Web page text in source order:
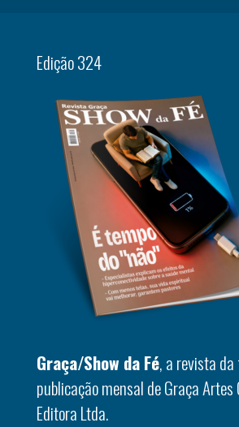
Edição 324
Graça/Show da Fé, a revista
publicação mensal de Graça Artes
Editora Ltda.